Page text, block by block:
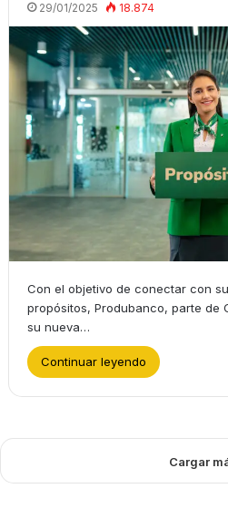
29/01/2025 18.874
Con el objetivo de conectar con
propósitos, Produbanco, parte de
su nueva…
Continuar leyendo
Cargar